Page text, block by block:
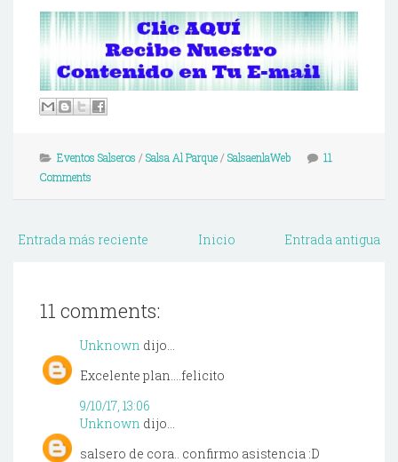
Eventos Salseros / Salsa Al Parque/ SalsaenlaWeb
11
Comments
Entrada más reciente Entrada antigua
Inicio
11 comments:
Unknown dijo...
Excelente plan....felicito
9/10/17, 13:06
Unknown dijo...
salsero de cora.. confirmo asistencia :D